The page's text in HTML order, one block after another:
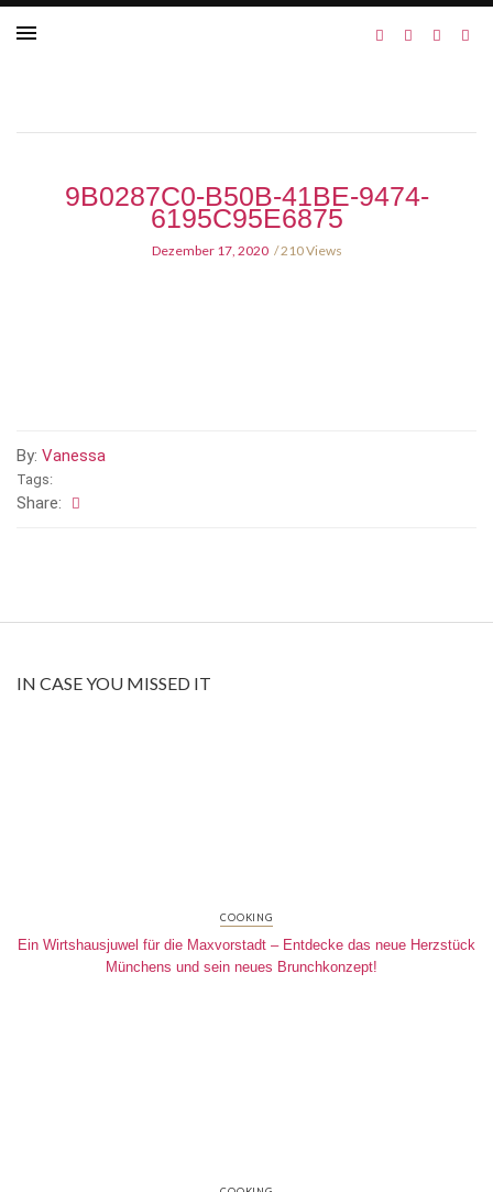
9B0287C0-B50B-41BE-9474-
6195C95E6875
Dezember 17, 2020 210 Views
By: Vanessa
Tags:
Share:
IN CASE YOU MISSED IT
COOKING
Ein Wirtshausjuwel für die Maxvorstadt – Entdecke das neue Herzstück
Münchens und sein neues Brunchkonzept!